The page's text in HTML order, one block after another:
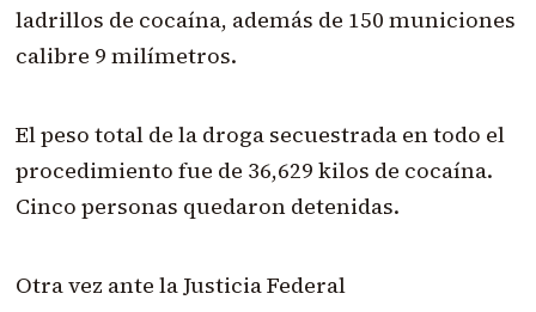
ladrillos de cocaína, además de 150 municiones
calibre 9 milímetros.
El peso total de la droga secuestrada en todo el
procedimiento fue de 36,629 kilos de cocaína.
Cinco personas quedaron detenidas.
Otra vez ante la Justicia Federal